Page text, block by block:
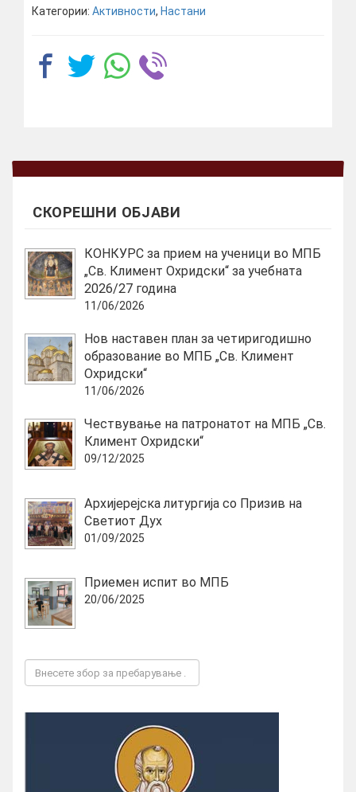
Категории: Активности, Настани
СКОРЕШНИ ОБЈАВИ
КОНКУРС за прием на ученици во МПБ
„Св. Климент Охридски“ за учебната
2026/27 година
11/06/2026
Нов наставен план за четиригодишно
образование во МПБ „Св. Климент
Охридски“
11/06/2026
Чествување на патронатот на МПБ „Св.
Климент Охридски“
09/12/2025
Архијерејска литургија со Призив на
Светиот Дух
01/09/2025
Приемен испит во МПБ
20/06/2025